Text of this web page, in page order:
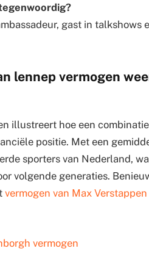
gast in talkshows
lennep vermogen
illustreert hoe een
positie. Met een
sporters van Nederland,
volgende generaties.
vermogen van Max Verstappen
vermogen